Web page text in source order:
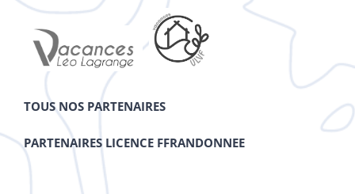
TOUS NOS PARTENAIRES
PARTENAIRES LICENCE FFRANDONNEE